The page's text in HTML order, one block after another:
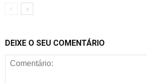
DEIXE O SEU COMENTÁRIO